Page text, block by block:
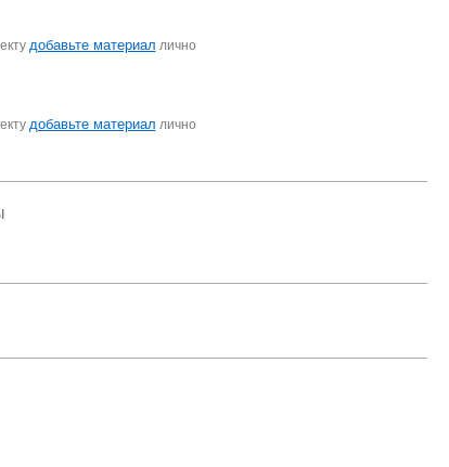
добавьте материал лично
добавьте материал лично